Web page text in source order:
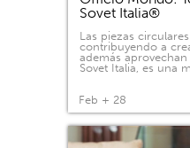
Sovet Italia®
Las piezas
contribuyendo a
además
Sovet Italia, es una
Feb + 28